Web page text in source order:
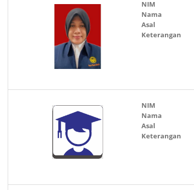
NIM
Nama
Asal
Keterangan
NIM
Nama
Asal
Keterangan